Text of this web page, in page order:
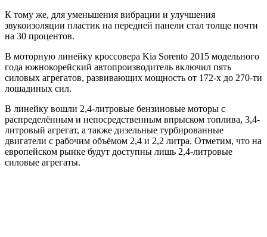
К тому же, для уменьшения вибрации и улучшения
звукоизоляции пластик на передней панели стал толще почти
на 30 процентов.
В моторную линейку кроссовера Kia Sorento 2015 модельного
года южнокорейский автопроизводитель включил пять
силовых агрегатов, развивающих мощность от 172-х до 270-ти
лошадиных сил.
В линейку вошли 2,4-литровые бензиновые моторы с
распределённым и непосредственным впрыском топлива, 3,4-
литровый агрегат, а также дизельные турбированные
двигатели с рабочим объёмом 2,4 и 2,2 литра. Отметим, что на
европейском рынке будут доступны лишь 2,4-литровые
силовые агрегаты.